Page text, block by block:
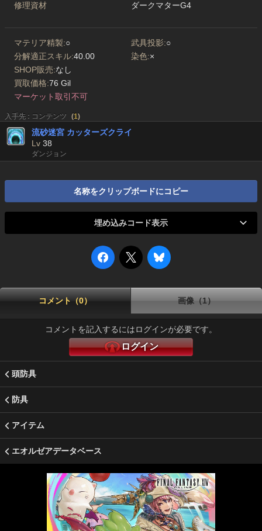
修理資材
ダークマターG4
マテリア精製:○ 武具投影:○
分解適正スキル:40.00 染色:×
SHOP販売:なし
買取価格:76 Gil
マーケット取引不可
入手先 : コンテンツ (1)
流砂迷宮 カッターズクライ
Lv 38
ダンジョン
名称をクリップボードにコピー
埋め込みコード表示
コメント（0） 画像（1）
コメントを記入するにはログインが必要です。
ログイン
頭防具
防具
アイテム
エオルゼアデータベース